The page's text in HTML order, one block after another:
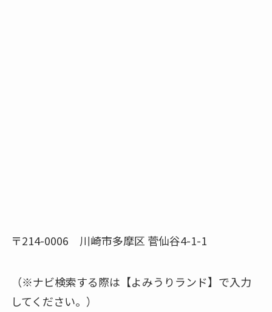
〒214-0006 川崎市多摩区 菅仙谷4-1-1
（※ナビ検索する際は【よみうりランド】で入力
してください。）